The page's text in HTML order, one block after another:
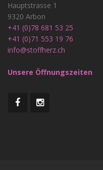
Hauptstrasse 1
9320 Arbon
+41 (0)78 681 53 25
+41 (0)71 553 19 76
info@stoffherz.ch
Unsere Öffnungszeiten